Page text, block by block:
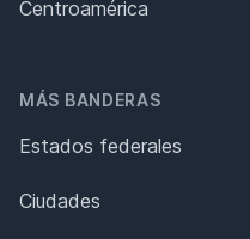
Centroamérica
MÁS BANDERAS
Estados federales
Ciudades